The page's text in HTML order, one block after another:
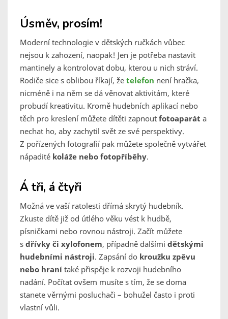
Úsměv, prosím!
Moderní technologie v dětských ručkách vůbec
nejsou k zahození, naopak! Jen je potřeba nastavit
mantinely a kontrolovat dobu, kterou u nich stráví.
Rodiče sice s oblibou říkají, že telefon není hračka,
nicméně i na něm se dá věnovat aktivitám, které
probudí kreativitu. Kromě hudebních aplikací nebo
těch pro kreslení můžete dítěti zapnout fotoaparát a
nechat ho, aby zachytil svět ze své perspektivy.
Z pořízených fotografií pak můžete společně vytvářet
nápadité koláže nebo fotopříběhy.
Á tři, á čtyři
Možná ve vaší ratolesti dřímá skrytý hudebník.
Zkuste dítě již od útlého věku vést k hudbě,
písničkami nebo rovnou nástroji. Začít můžete
s dřívky či xylofonem, případně dalšími dětskými
hudebními nástroji. Zapsání do kroužku zpěvu
nebo hraní také přispěje k rozvoji hudebního
nadání. Počítat ovšem musíte s tím, že se doma
stanete věrnými posluchači – bohužel často i proti
vlastní vůli.